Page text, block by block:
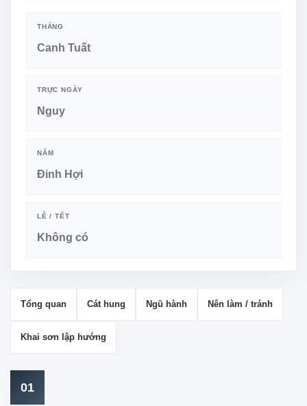
THÁNG
Canh Tuất
TRỰC NGÀY
Nguy
NĂM
Đinh Hợi
LỄ / TẾT
Không có
Tổng quan Cát hung Ngũ hành Nên làm / tránh
Khai sơn lập hướng
01